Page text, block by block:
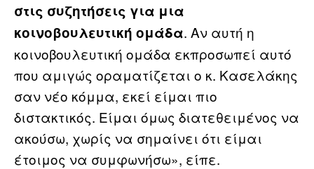
στις συζητήσεις για μια
κοινοβουλευτική ομάδα. Αν αυτή η
κοινοβουλευτική ομάδα εκπροσωπεί αυτό
που αμιγώς οραματίζεται ο κ. Κασελάκης
σαν νέο κόμμα, εκεί είμαι πιο
διστακτικός. Είμαι όμως διατεθειμένος να
ακούσω, χωρίς να σημαίνει ότι είμαι
έτοιμος να συμφωνήσω», είπε.